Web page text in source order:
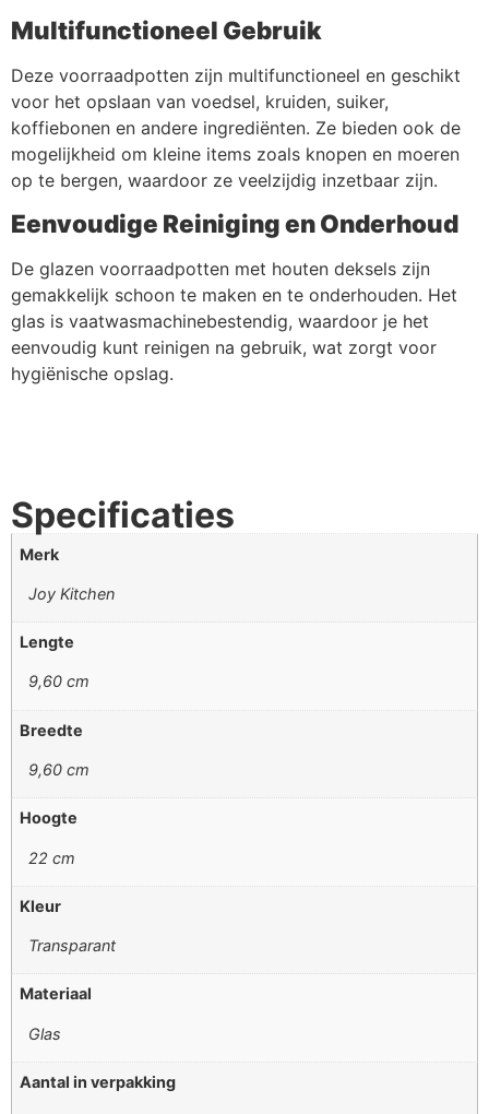
Multifunctioneel Gebruik
Deze voorraadpotten zijn multifunctioneel en geschikt
voor het opslaan van voedsel, kruiden, suiker,
koffiebonen en andere ingrediënten. Ze bieden ook de
mogelijkheid om kleine items zoals knopen en moeren
op te bergen, waardoor ze veelzijdig inzetbaar zijn.
Eenvoudige Reiniging en Onderhoud
De glazen voorraadpotten met houten deksels zijn
gemakkelijk schoon te maken en te onderhouden. Het
glas is vaatwasmachinebestendig, waardoor je het
eenvoudig kunt reinigen na gebruik, wat zorgt voor
hygiënische opslag.
Specificaties
Merk
Joy Kitchen
Lengte
9,60 cm
Breedte
9,60 cm
Hoogte
22 cm
Kleur
Transparant
Materiaal
Glas
Aantal in verpakking